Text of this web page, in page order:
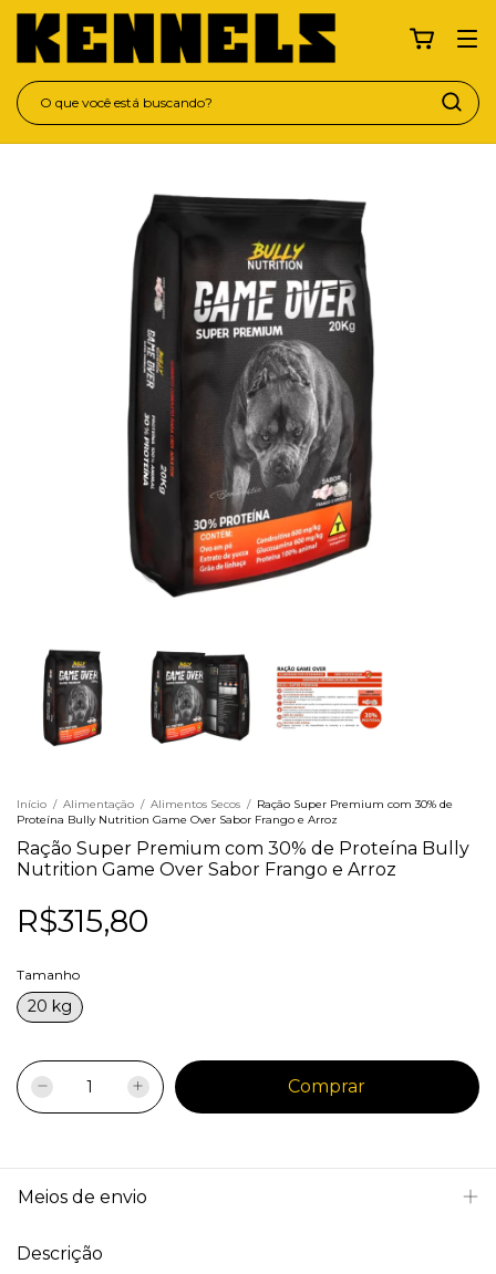
Início / Alimentação / Alimentos Secos / Ração Super Premium com 30% de
Proteína Bully Nutrition Game Over Sabor Frango e Arroz
Ração Super Premium com 30% de Proteína Bully
Nutrition Game Over Sabor Frango e Arroz
R$315,80
Tamanho
20 kg
Meios de envio
Descrição